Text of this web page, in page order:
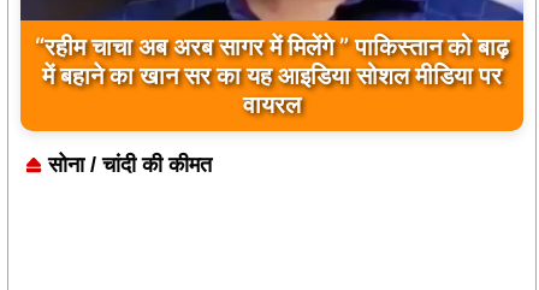
बिलावल भुट्टो द्वारा सिंधु नदी और भारत को लेकर दिए गए
बयान पर भारत के केंद्रीय मंत्रियों की कड़ी प्रतिक्रिया
सोना / चांदी की कीमत